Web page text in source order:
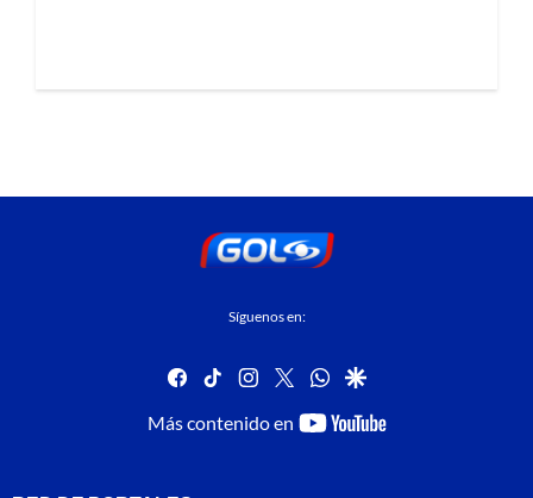
Síguenos en:
facebook
tiktok instagram
twitterwhatsapp
google
Más contenido en
youtube-